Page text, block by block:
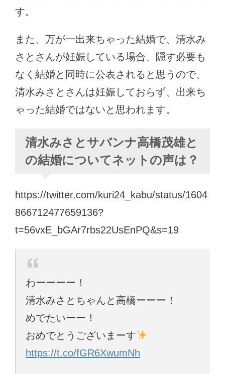
す。
また、万が一出来ちゃった結婚で、清水み
さとさんが妊娠している場合、隠す必要も
なく結婚と同時に公表されると思うので、
清水みさとさんは妊娠しておらず、出来ち
ゃった結婚ではないと思われます。
清水みさとサバンナ高橋茂雄と
の結婚についてネットの声は？
https://twitter.com/kuri24_kabu/status/1604
866712477659136?
t=56vxE_bGAr7rbs22UsEnPQ&s=19
わーーーー！
清水みさとちゃんと高橋ーーー！
めでたいーー！
おめでとうございまーす
https://t.co/fGR6XwumNh